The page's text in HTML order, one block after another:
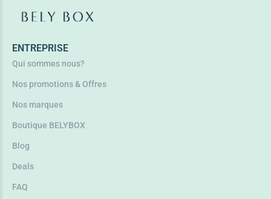
ENTREPRISE
Qui sommes nous?
Nos promotions & Offres
Nos marques
Boutique BELYBOX
Blog
Deals
FAQ